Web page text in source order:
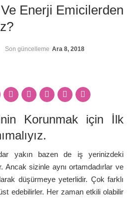
Enerji Emicilerden
Son güncelleme Ara 8, 2018
Korunmak için İlk
yakın bazen de iş yerinizdeki
Ancak sizinle aynı ortamdadırlar ve
düşürmeye yeterlidir. Çok farklı
edebilirler. Her zaman etkili olabilir